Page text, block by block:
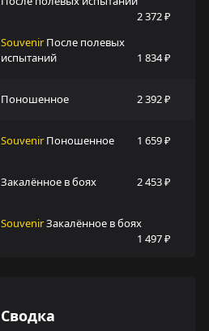
2 372 ₽
Souvenir После полевых
испытаний
1 834 ₽
Поношенное 2 392 ₽
Souvenir Поношенное 1 659 ₽
Закалённое в боях 2 453 ₽
SouvenirЗакалённое в боях
1 497 ₽
Сводка